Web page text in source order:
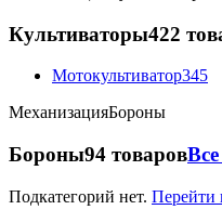
Культиваторы422
Мотокультиватор345
МеханизацияБороны
Бороны94 товаров
Подкатегорий нет. Перейти